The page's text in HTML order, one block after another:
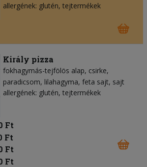
allergének: glutén, tejtermékek
Király pizza
fokhagymás-tejfölös alap csirke
paradicsom lilahagyma feta sajt sajt
allergének: glutén, tejtermékek
Ft
Ft
Ft
Ft